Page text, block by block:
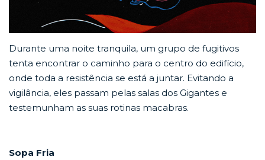
Durante uma noite tranquila, um grupo de fugitivos
tenta encontrar o caminho para o centro do edifício,
onde toda a resistência se está a juntar. Evitando a
vigilância, eles passam pelas salas dos Gigantes e
testemunham as suas rotinas macabras.
Sopa Fria